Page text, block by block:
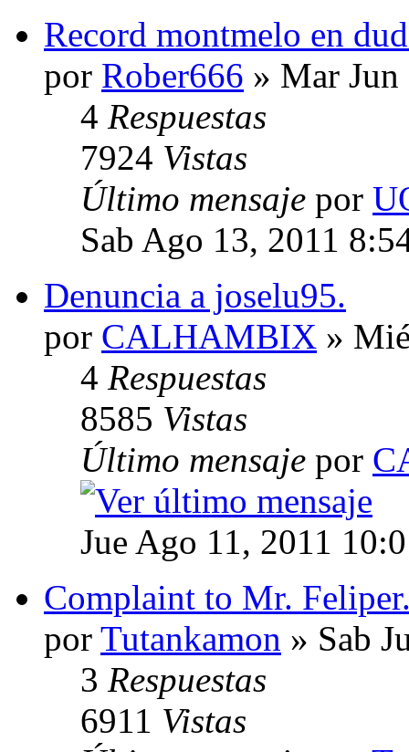
Record montmelo en
por Rober666 » Mar
4 Respuestas
7924 Vistas
Último mensaje por
Sab Ago 13, 2011
Denuncia a joselu95.
por CALHAMBIX »
4 Respuestas
8585 Vistas
Último mensaje por
Jue Ago 11, 2011
Complaint to Mr.
por Tutankamon » Sab
3 Respuestas
6911 Vistas